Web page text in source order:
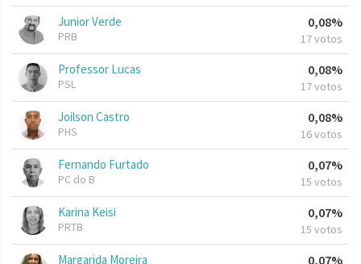
Junior Verde
PRB
0,08%
17 votos
Professor Lucas
PSL
0,08%
17 votos
Joilson Castro
PHS
0,08%
16 votos
Fernando Furtado
PC do B
0,07%
15 votos
Karina Keisi
PRTB
0,07%
15 votos
Margarida Moreira 0,07%